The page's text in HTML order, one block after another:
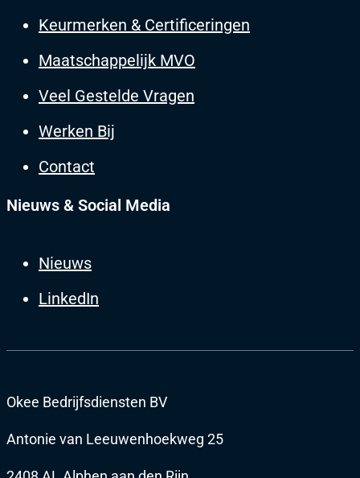
Keurmerken & Certificeringen
Maatschappelijk MVO
Veel Gestelde Vragen
Werken Bij
Contact
Nieuws & Social Media
Nieuws
LinkedIn
Okee Bedrijfsdiensten BV
Antonie van Leeuwenhoekweg 25